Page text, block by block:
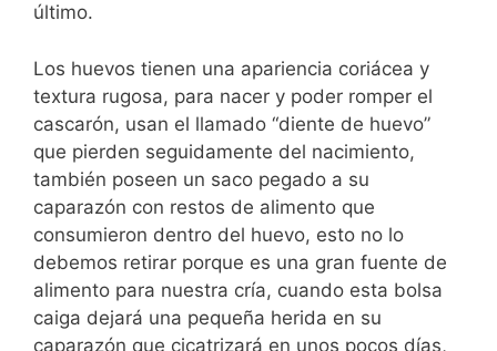
último.
Los huevos tienen una apariencia coriácea y
textura rugosa, para nacer y poder romper el
cascarón, usan el llamado “diente de huevo”
que pierden seguidamente del nacimiento,
también poseen un saco pegado a su
caparazón con restos de alimento que
consumieron dentro del huevo, esto no lo
debemos retirar porque es una gran fuente de
alimento para nuestra cría, cuando esta bolsa
caiga dejará una pequeña herida en su
caparazón que cicatrizará en unos pocos días,